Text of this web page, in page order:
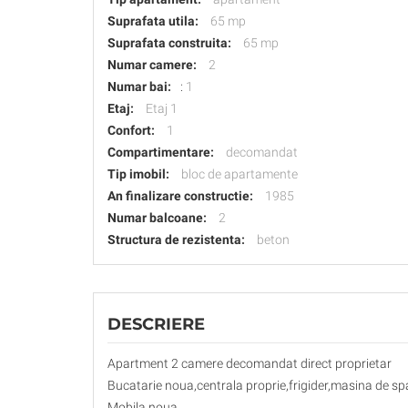
Suprafata utila:
65 mp
Suprafata construita:
65 mp
Numar camere:
2
Numar bai:
: 1
Etaj:
Etaj 1
Confort:
1
Compartimentare:
decomandat
Tip imobil:
bloc de apartamente
An finalizare constructie:
1985
Numar balcoane:
2
Structura de rezistenta:
beton
DESCRIERE
Apartment 2 camere decomandat direct proprietar
Bucatarie noua,centrala proprie,frigider,masina de